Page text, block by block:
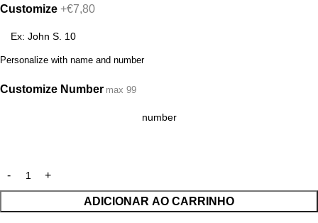
Customize +€7,80
Personalize with name and number
Customize Number max 99
ADICIONAR AO CARRINHO